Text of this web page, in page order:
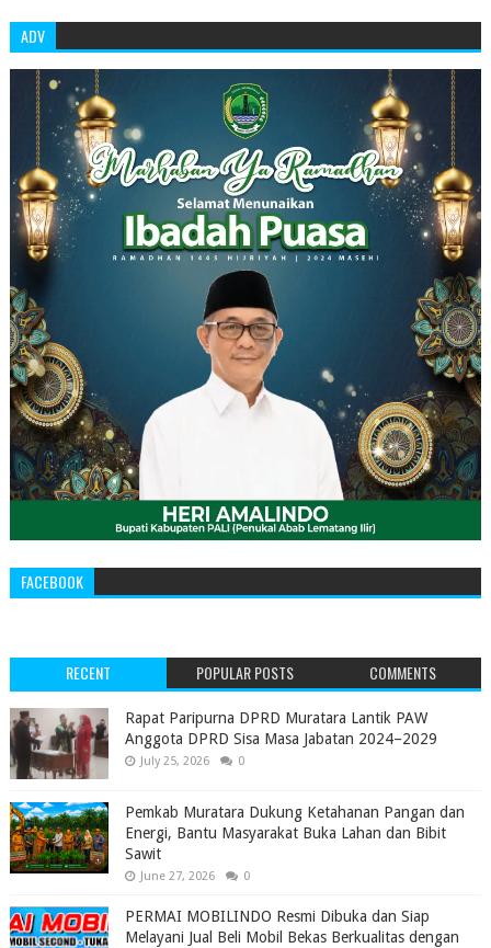
ADV
FACEBOOK
RECENT POPULAR POSTS COMMENTS
‎Rapat Paripurna DPRD Muratara Lantik PAW
Anggota DPRD Sisa Masa Jabatan 2024–2029 ‎
July 25, 2026 0
Pemkab Muratara Dukung Ketahanan Pangan dan
Energi, Bantu Masyarakat Buka Lahan dan Bibit
Sawit
June 27, 2026 0
PERMAI MOBILINDO Resmi Dibuka dan Siap
Melayani Jual Beli Mobil Bekas Berkualitas dengan